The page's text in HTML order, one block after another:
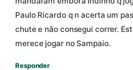
Paulo Ricardo q n acerta um
chute e não consegui correr.
merece jogar no Sampaio.
Responder